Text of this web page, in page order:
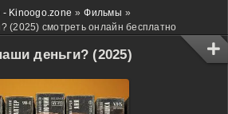
- Kinoogo.zone » Фильмы »
(2025) смотреть онлайн бесплатно
деньги? (2025)